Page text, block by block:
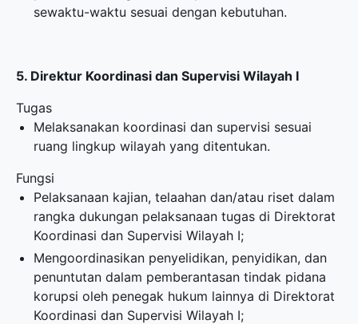
sewaktu-waktu sesuai dengan kebutuhan.
5. Direktur Koordinasi dan Supervisi Wilayah I
Tugas
Melaksanakan koordinasi dan supervisi sesuai
ruang lingkup wilayah yang ditentukan.
Fungsi
Pelaksanaan kajian, telaahan dan/atau riset dalam
rangka dukungan pelaksanaan tugas di Direktorat
Koordinasi dan Supervisi Wilayah I;
Mengoordinasikan penyelidikan, penyidikan, dan
penuntutan dalam pemberantasan tindak pidana
korupsi oleh penegak hukum lainnya di Direktorat
Koordinasi dan Supervisi Wilayah I;